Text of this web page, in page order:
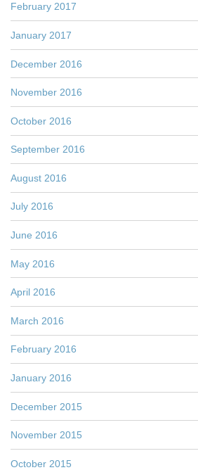
February 2017
January 2017
December 2016
November 2016
October 2016
September 2016
August 2016
July 2016
June 2016
May 2016
April 2016
March 2016
February 2016
January 2016
December 2015
November 2015
October 2015